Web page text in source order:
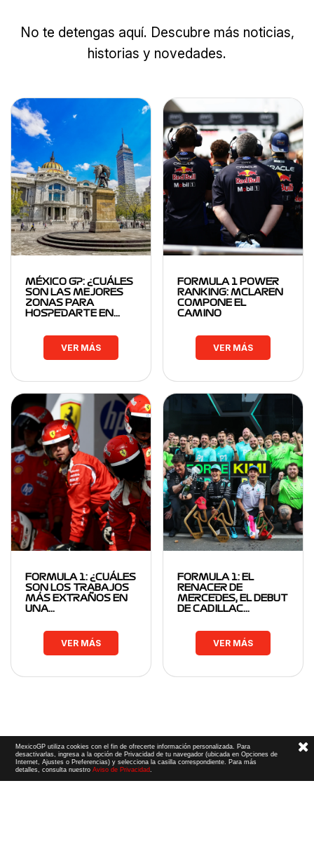
No te detengas aquí. Descubre más noticias,
historias y novedades.
MÉXICO GP: ¿CUÁLES
SON LAS MEJORES
ZONAS PARA
HOSPEDARTE EN…
VER MÁS
FORMULA 1 POWER
RANKING: MCLAREN
COMPONE EL
CAMINO
VER MÁS
FORMULA 1: ¿CUÁLES
SON LOS TRABAJOS
MÁS EXTRAÑOS EN
UNA…
VER MÁS
FORMULA 1: EL
RENACER DE
MERCEDES, EL DEBUT
DE CADILLAC…
VER MÁS
MexicoGP utiliza cookies con el fin de ofrecerte información personalizada. Para
desactivarlas, ingresa a la opción de Privacidad de tu navegador (ubicada en Opciones de
Internet, Ajustes o Preferencias) y selecciona la casilla correspondiente. Para más
detalles, consulta nuestroAviso de Privacidad.